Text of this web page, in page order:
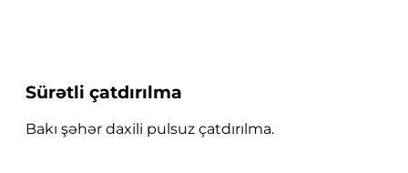
Sürətli çatdırılma
Bakı şəhər daxili pulsuz çatdırılma.